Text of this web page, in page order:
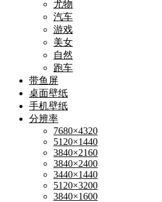
尤物
汽车
游戏
美女
自然
跑车
带鱼屏
桌面壁纸
手机壁纸
分辨率
7680×4320
5120×1440
3840×2160
3840×2400
3440×1440
5120×3200
3840×1600